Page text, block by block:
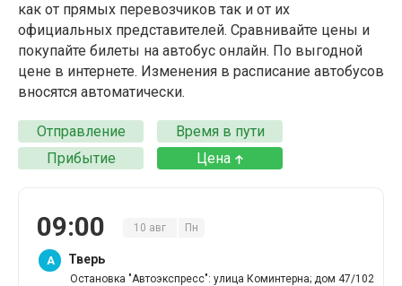
как от прямых перевозчиков так и от их
официальных представителей. Сравнивайте цены и
покупайте билеты на автобус онлайн. По выгодной
цене в интернете. Изменения в расписание автобусов
вносятся автоматически.
Отправление
Время в пути
Прибытие
Цена
09:00 10 авг Пн
A Тверь
Остановка "Автоэкспресс": улица Коминтерна; дом 47/102